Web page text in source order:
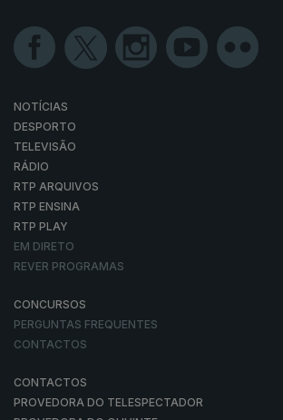
NOTÍCIAS
DESPORTO
TELEVISÃO
RÁDIO
RTP ARQUIVOS
RTP ENSINA
RTP PLAY
EM DIRETO
REVER PROGRAMAS
CONCURSOS
PERGUNTAS FREQUENTES
CONTACTOS
CONTACTOS
PROVEDORA DO TELESPECTADOR